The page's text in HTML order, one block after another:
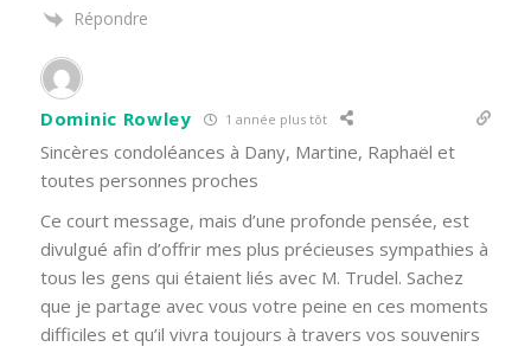
Répondre
Dominic Rowley 1 année plus tôt
Sincères condoléances à Dany, Martine, Raphaël et
toutes personnes proches
Ce court message, mais d’une profonde pensée, est
divulgué afin d’offrir mes plus précieuses sympathies à
tous les gens qui étaient liés avec M. Trudel. Sachez
que je partage avec vous votre peine en ces moments
difficiles et qu’il vivra toujours à travers vos souvenirs